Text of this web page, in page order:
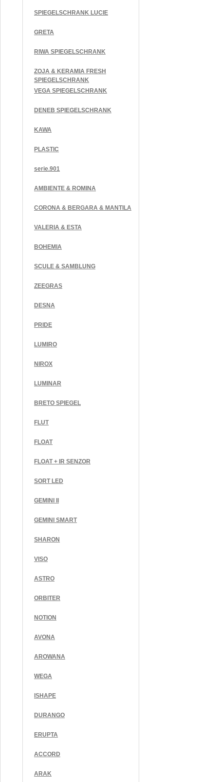
SPIEGELSCHRANK LUCIE
GRETA
RIWA SPIEGELSCHRANK
ZOJA & KERAMIA FRESH
SPIEGELSCHRANK
VEGA SPIEGELSCHRANK
DENEB SPIEGELSCHRANK
KAWA
PLASTIC
serie.901
AMBIENTE & ROMINA
CORONA & BERGARA & MANTILA
VALERIA & ESTA
BOHEMIA
SCULE & SAMBLUNG
ZEEGRAS
DESNA
PRIDE
LUMIRO
NIROX
LUMINAR
BRETO SPIEGEL
FLUT
FLOAT
FLOAT + IR SENZOR
SORT LED
GEMINI II
GEMINI SMART
SHARON
VISO
ASTRO
ORBITER
NOTION
AVONA
AROWANA
WEGA
ISHAPE
DURANGO
ERUPTA
ACCORD
ARAK